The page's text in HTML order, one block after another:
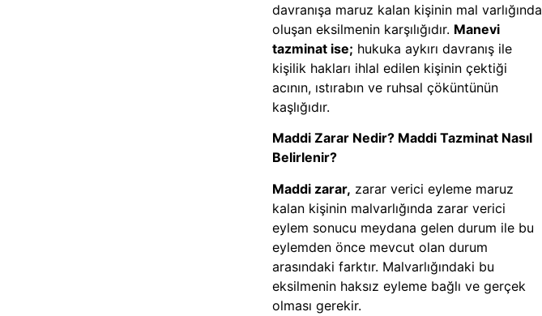
davranışa maruz kalan kişinin mal varlığında
oluşan eksilmenin karşılığıdır. Manevi
tazminat ise; hukuka aykırı davranış ile
kişilik hakları ihlal edilen kişinin çektiği
acının, ıstırabın ve ruhsal çöküntünün
kaşlığıdır.
Maddi Zarar Nedir? Maddi Tazminat Nasıl
Belirlenir?
Maddi zarar, zarar verici eyleme maruz
kalan kişinin malvarlığında zarar verici
eylem sonucu meydana gelen durum ile bu
eylemden önce mevcut olan durum
arasındaki farktır. Malvarlığındaki bu
eksilmenin haksız eyleme bağlı ve gerçek
olması gerekir.